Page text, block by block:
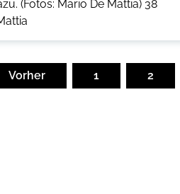
(Fotos: Mario De Mattia) 38
Vorher 1 2